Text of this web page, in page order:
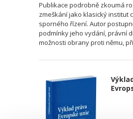
Publikace podrobně zkoumá
zmeškání jako klasický institut
sporného řízení. Autor
podmínky jeho vydání, právní
možnosti obrany proti němu,